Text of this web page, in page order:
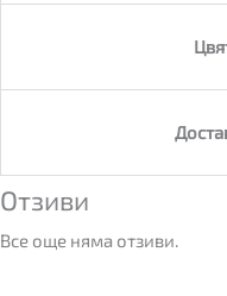
Отзиви
Все още няма отзиви.